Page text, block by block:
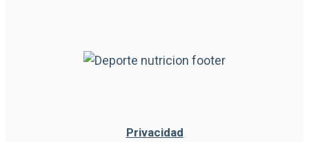
Privacidad